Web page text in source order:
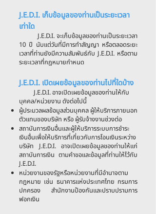
J.E.D.I. เก็บข้อมูลของท่านเป็นระยะเวลา
เท่าใด
J.E.D.I. จะเก็บข้อมูลของท่านเป็นระยะเวลา
10 ปี นับแต่วันที่มีการทำสัญญา หรือตลอดระยะ
เวลาที่ท่านยังมีความสัมพันธ์กับ J.E.D.I. หรือตาม
ระยะเวลาที่กฎหมายกำหนด
J.E.D.I. เปิดเผยข้อมูลของท่านไปที่ใดบ้าง
J.E.D.I. อาจเปิดเผยข้อมูลของท่านให้กับ
บุคคล/หน่วยงาน ดังต่อไปนี้
ผู้ประมวลผลข้อมูลส่วนบุคคล ผู้ให้บริการภายนอก
ตัวแทนของบริษัท หรือ ผู้รับจ้างงานช่วงต่อ
สถาบันการเงินอื่นและผู้ให้บริการระบบการชำระ
เงินอื่นเพื่อให้บริการที่เกี่ยวกับการโอนเงินระหว่าง
บริษัท J.E.D.I. อาจเปิดเผยข้อมูลของท่านให้แก่
สถาบันการเงิน ตามคำขอและข้อมูลที่ท่านให้ไว้กับ
J.E.D.I.
หน่วยงานของรัฐหรือหน่วยงานที่มีอำนาจตาม
กฎหมาย เช่น ธนาคารแห่งประเทศไทย กรมการ
ปกครอง สำนักงานป้องกันและปราบปรามการ
ฟอกเงิน